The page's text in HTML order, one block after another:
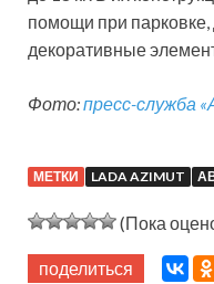
помощи при
декоративные
Фото:пресс-служба
МЕТКИ LADA AZIMUT
(Пока
поделиться